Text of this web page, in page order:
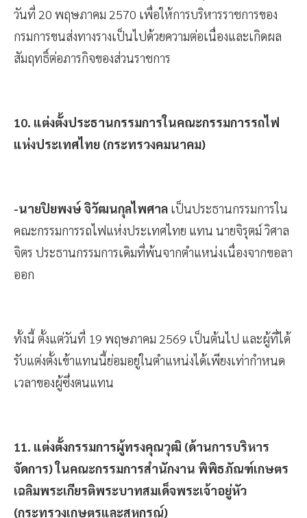
วันที่ 20 พฤษภาคม 2570 เพื่อให้การบริหารราชการของ
กรมการขนส่งทางรางเป็นไปด้วยความต่อเนื่องและเกิดผล
สัมฤทธิ์ต่อภารกิจของส่วนราชการ
10. แต่งตั้งประธานกรรมการในคณะกรรมการรถไฟ
แห่งประเทศไทย (กระทรวงคมนาคม)
-นายปิยพงษ์ จิวัฒนกุลไพศาล เป็นประธานกรรมการใน
คณะกรรมการรถไฟแห่งประเทศไทย แทน นายจิรุตม์ วิศาล
จิตร ประธานกรรมการเดิมที่พ้นจากตำแหน่งเนื่องจากขอลา
ออก
ทั้งนี้ ตั้งแต่วันที่ 19 พฤษภาคม 2569 เป็นต้นไป และผู้ที่ได้
รับแต่งตั้งเข้าแทนนี้ย่อมอยู่ในตำแหน่งได้เพียงเท่ากำหนด
เวลาของผู้ซึ่งตนแทน
11. แต่งตั้งกรรมการผู้ทรงคุณวุฒิ (ด้านการบริหาร
จัดการ) ในคณะกรรมการสำนักงาน พิพิธภัณฑ์เกษตร
เฉลิมพระเกียรติพระบาทสมเด็จพระเจ้าอยู่หัว
(กระทรวงเกษตรและสหกรณ์)